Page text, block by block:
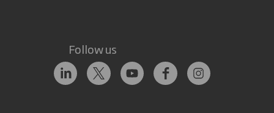
Follow us